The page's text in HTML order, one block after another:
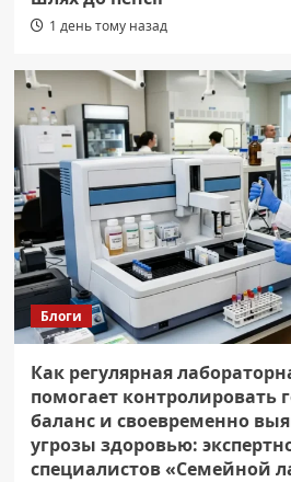
1 день тому назад
Блоги
Как регулярная
помогает контролировать
баланс и своевременно
угрозы здоровью:
специалистов «Семейной